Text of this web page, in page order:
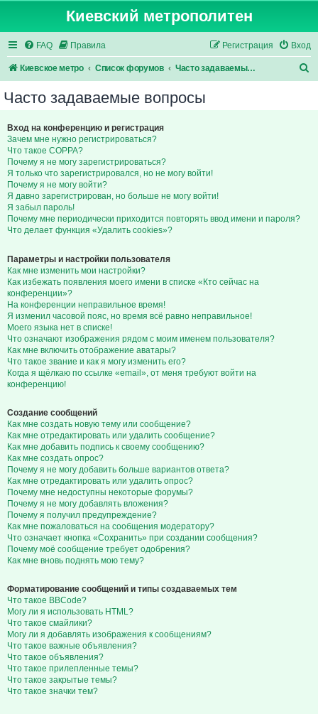
Киевский метрополитен
FAQ Правила Вход
Регистрация
Киевское метро Список форумов Часто задаваемые вопросы
Часто задаваемые вопросы
Вход на конференцию и регистрация
Зачем мне нужно регистрироваться?
Что такое COPPA?
Почему я не могу зарегистрироваться?
Я только что зарегистрировался, но не могу войти!
Почему я не могу войти?
Я давно зарегистрирован, но больше не могу войти!
Я забыл пароль!
Почему мне периодически приходится повторять ввод имени и пароля?
Что делает функция «Удалить cookies»?
Параметры и настройки пользователя
Как мне изменить мои настройки?
Как избежать появления моего имени в списке «Кто сейчас на
конференции»?
На конференции неправильное время!
Я изменил часовой пояс, но время всё равно неправильное!
Моего языка нет в списке!
Что означают изображения рядом с моим именем пользователя?
Как мне включить отображение аватары?
Что такое звание и как я могу изменить его?
Когда я щёлкаю по ссылке «email», от меня требуют войти на
конференцию!
Создание сообщений
Как мне создать новую тему или сообщение?
Как мне отредактировать или удалить сообщение?
Как мне добавить подпись к своему сообщению?
Как мне создать опрос?
Почему я не могу добавить больше вариантов ответа?
Как мне отредактировать или удалить опрос?
Почему мне недоступны некоторые форумы?
Почему я не могу добавлять вложения?
Почему я получил предупреждение?
Как мне пожаловаться на сообщения модератору?
Что означает кнопка «Сохранить» при создании сообщения?
Почему моё сообщение требует одобрения?
Как мне вновь поднять мою тему?
Форматирование сообщений и типы создаваемых тем
Что такое BBCode?
Могу ли я использовать HTML?
Что такое смайлики?
Могу ли я добавлять изображения к сообщениям?
Что такое важные объявления?
Что такое объявления?
Что такое прилепленные темы?
Что такое закрытые темы?
Что такое значки тем?